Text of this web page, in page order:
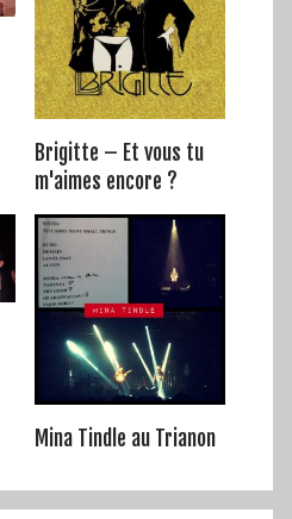
Brigitte – Et vous tu
m'aimes encore ?
Mina Tindle au Trianon